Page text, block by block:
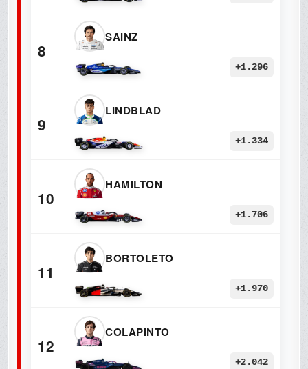
8
SAINZ
+1.296
9
LINDBLAD
+1.334
10
HAMILTON
+1.706
11
BORTOLETO
+1.970
12
COLAPINTO
+2.042